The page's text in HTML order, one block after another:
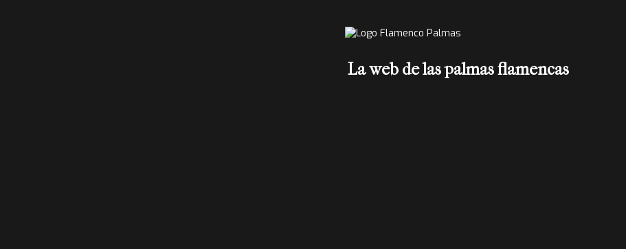
La web de las palmas flamencas